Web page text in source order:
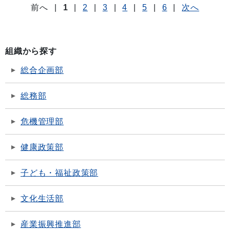
前へ 1 2 3 4 5 6 次へ
組織から探す
総合企画部
総務部
危機管理部
健康政策部
子ども・福祉政策部
文化生活部
産業振興推進部